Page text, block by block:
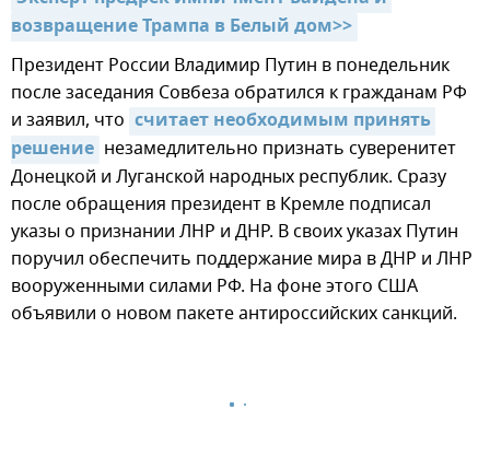
возвращение Трампа в Белый дом>>
Президент России Владимир Путин в понедельник
после заседания Совбеза обратился к гражданам РФ
и заявил, что считает необходимым принять
решение незамедлительно признать суверенитет
Донецкой и Луганской народных республик. Сразу
после обращения президент в Кремле подписал
указы о признании ЛНР и ДНР. В своих указах Путин
поручил обеспечить поддержание мира в ДНР и ЛНР
вооруженными силами РФ. На фоне этого США
объявили о новом пакете антироссийских санкций.